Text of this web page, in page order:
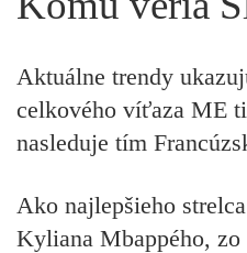
Aktuálne trendy
celkového víťaza ME
nasleduje tím
Ako najlepšieho
Kyliana Mbappého, zo